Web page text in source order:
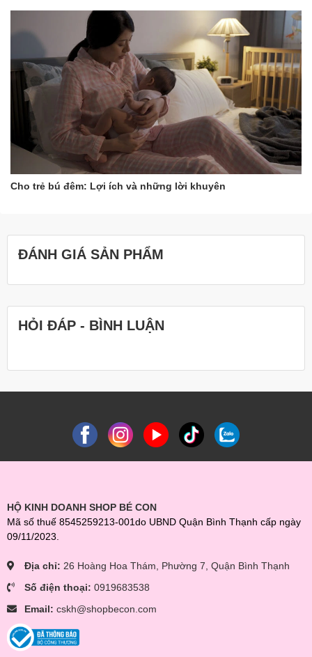
Cho trẻ bú đêm: Lợi ích và những lời khuyên
ĐÁNH GIÁ SẢN PHẨM
HỎI ĐÁP - BÌNH LUẬN
HỘ KINH DOANH SHOP BÉ CON
Mã số thuế 8545259213-001do UBND Quận Bình Thạnh cấp ngày
09/11/2023.
Địa chỉ: 26 Hoàng Hoa Thám, Phường 7, Quận Bình Thạnh
Số điện thoại: 0919683538
Email: cskh@shopbecon.com